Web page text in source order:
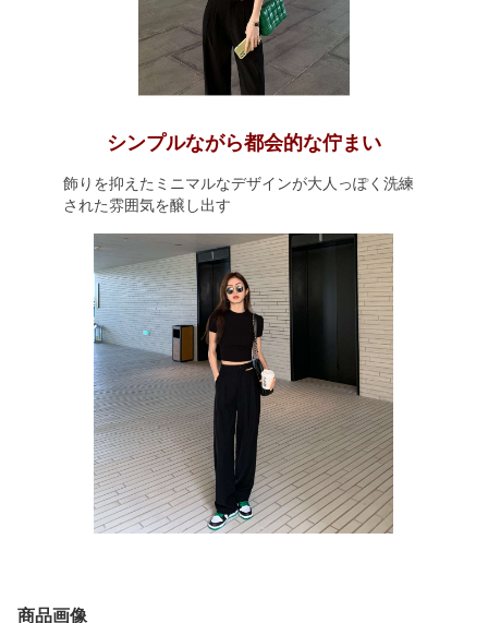
シンプルながら都会的な佇まい
飾りを抑えたミニマルなデザインが大人っぽく洗練
された雰囲気を醸し出す
商品画像